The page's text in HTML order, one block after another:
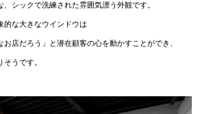
シックで洗練された雰囲気漂う外観です。
的な大きなウインドウは
お店だろう」と潜在顧客の心を動かすことができ、
うです。